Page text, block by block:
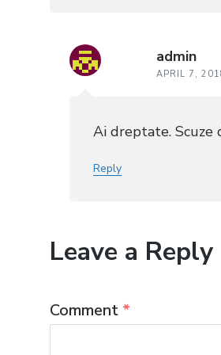
admin
APRIL 7,
Ai dreptate. Scuze
Reply
Leave a Reply
Comment *